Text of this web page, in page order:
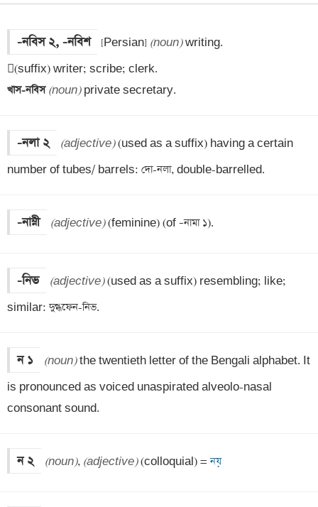
-নবিস ২, -নবিশ [Persian] (noun) writing.
খাস-নবিস (noun) private secretary.
-নলা ২ (adjective) (used as a suffix) having a certain
number of tubes/ barrels: দো-নলা, double-barrelled.
-নাম্নী (adjective) (feminine) (of –নামা ১).
-নিভ (adjective) (used as a suffix) resembling; like;
similar: দুগ্ধফেন-নিভ.
ন ১ (noun) the twentieth letter of the Bengali alphabet. It
is pronounced as voiced unaspirated alveolo-nasal
consonant sound.
ন ২ (noun), (adjective) (colloquial) = নয়